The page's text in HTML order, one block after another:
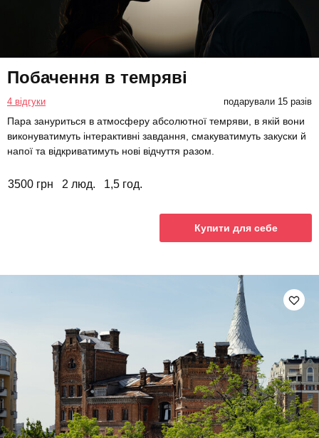
Побачення в темряві
4 відгуки подарували 15 разів
Пара зануриться в атмосферу абсолютної темряви, в якій вони
виконуватимуть інтерактивні завдання, смакуватимуть закуски й
напої та відкриватимуть нові відчуття разом.
3500 грн 2 люд. 1,5 год.
Купити для себе